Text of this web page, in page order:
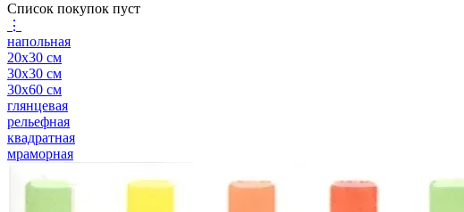
Список покупок пуст
⋮
напольная
20x30 см
30x30 см
30x60 см
глянцевая
рельефная
квадратная
мраморная